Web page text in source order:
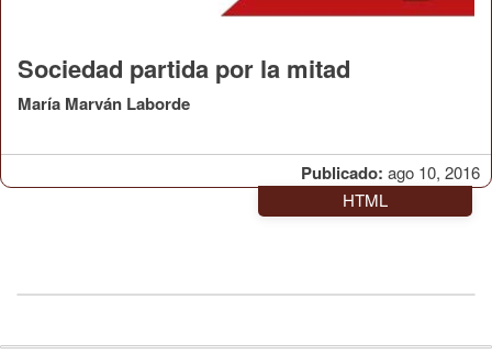
Publicado: ago 10, 2016
Sociedad partida por la mitad
María Marván Laborde
HTML